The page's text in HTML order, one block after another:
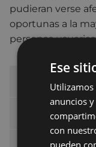
pudieran verse
oportunas a la
personas
Dónde estamos
Qué hacemos
Ese
anuncios
con
pueden